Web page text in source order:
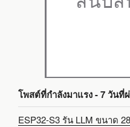
โพสต์ที่กำลังมาแรง - 7 วันที่
ESP32-S3 รัน LLM ขนาด